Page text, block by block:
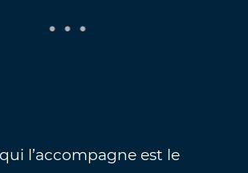
l’accompagne est le